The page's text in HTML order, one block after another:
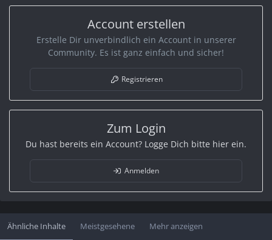
:
Account erstellen
Erstelle Dir unverbindlich ein Account in unserer
Community. Es ist ganz einfach und sicher!
Registrieren
Zum Login
Du hast bereits ein Account? Logge Dich bitte hier ein.
Anmelden
Ähnliche Inhalte Meistgesehene Mehr anzeigen